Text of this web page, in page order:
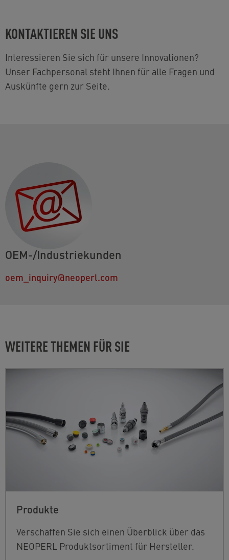
KONTAKTIEREN SIE UNS
Interessieren Sie sich für unsere Innovationen?
Unser Fachpersonal steht Ihnen für alle Fragen und
Auskünfte gern zur Seite.
OEM-/Industriekunden
oem_inquiry@neoperl.com
WEITERE THEMEN FÜR SIE
Produkte
Verschaffen Sie sich einen Überblick über das
NEOPERL Produktsortiment für Hersteller.